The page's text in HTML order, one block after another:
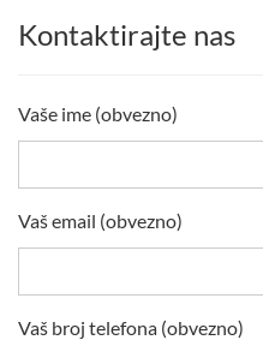
Kontaktirajte nas
Vaše ime (obvezno)
Vaš email (obvezno)
Vaš broj telefona (obvezno)